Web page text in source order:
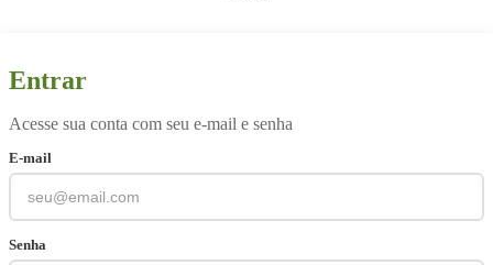
Entrar
Acesse sua conta com seu e-mail e senha
E-mail
Senha